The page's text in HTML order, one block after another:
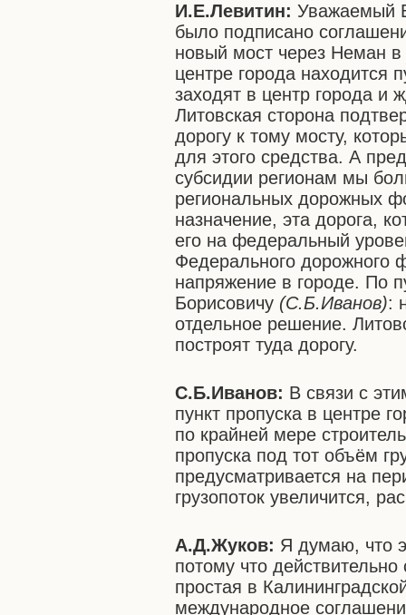
И.Е.Левитин:Уважаемый
было подписано
новый мост через Неман в
центре города находится
заходят в центр города и
Литовская сторона
дорогу к тому мосту,
для этого средства. А
субсидии регионам мы
региональных дорожных
назначение, эта дорога,
его на федеральный
Федерального дорожного
напряжение в городе. По
Борисовичу (С.Б.Иванов):
отдельное решение.
построят туда дорогу.
С.Б.Иванов: В связи с
пункт пропуска в центре
по крайней мере
пропуска под тот объём
предусматривается на
грузопоток увеличится,
А.Д.Жуков: Я думаю, что
потому что
простая в
международное